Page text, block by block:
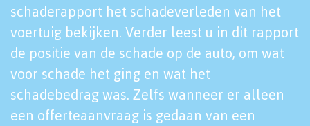
schaderapport het schadeverleden van het
voertuig bekijken. Verder leest u in dit rapport
de positie van de schade op de auto, om wat
voor schade het ging en wat het
schadebedrag was. Zelfs wanneer er alleen
een offerteaanvraag is gedaan van een